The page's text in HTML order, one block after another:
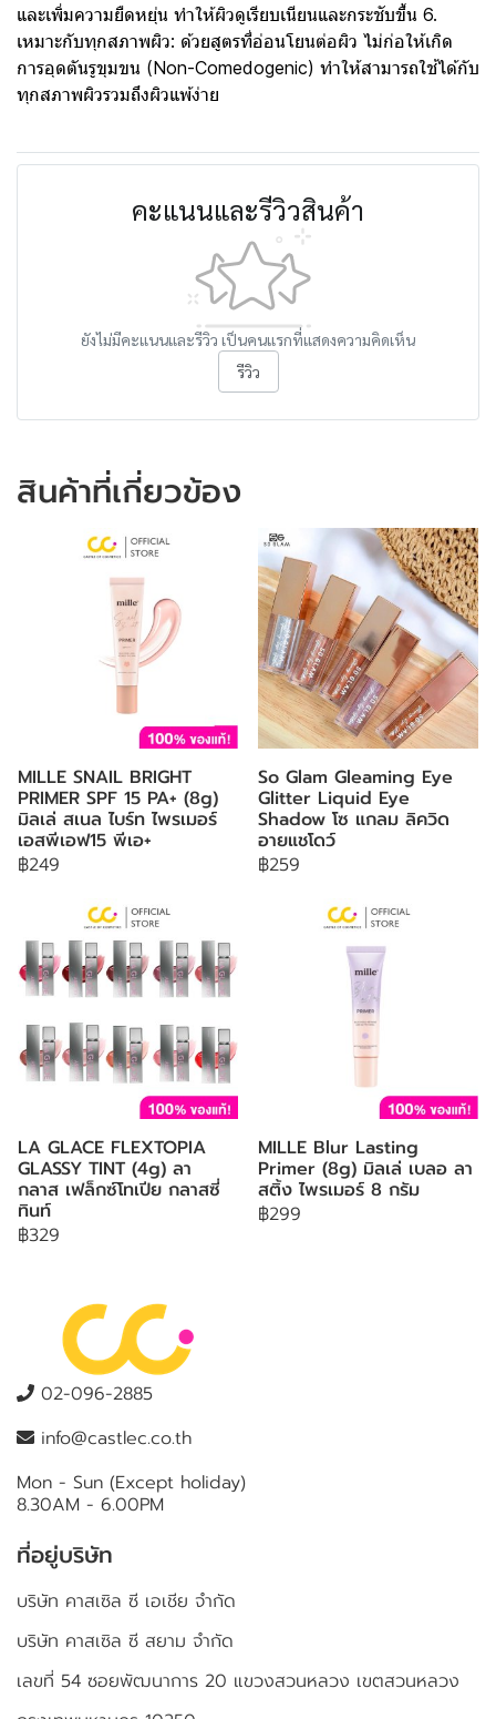
และเพิ่มความยืดหยุ่น ทําให้ผิวดูเรียบเนียนและกระชับขึ้น 6.
เหมาะกับทุกสภาพผิว: ด้วยสูตรที่อ่อนโยนต่อผิว ไม่ก่อให้เกิด
การอุดตันรูขุมขน (Non-Comedogenic) ทําให้สามารถใช้ได้กับ
ทุกสภาพผิวรวมถึงผิวแพ้ง่าย
คะแนนและรีวิวสินค้า
ยังไม่มีคะแนนและรีวิว เป็นคนแรกที่แสดงความคิดเห็น
รีวิว
สินค้าที่เกี่ยวข้อง
MILLE SNAIL BRIGHT
PRIMER SPF 15 PA+ (8g)
มิลเล่ สเนล ไบร์ท ไพรเมอร์
เอสพีเอฟ15 พีเอ+
฿249
So Glam Gleaming Eye
Glitter Liquid Eye
Shadow โซ แกลม ลิควิด
อายแชโดว์
฿259
LA GLACE FLEXTOPIA
GLASSY TINT (4g) ลา
กลาส เฟล็กซ์โทเปีย กลาสซี่
ทินท์
฿329
MILLE Blur Lasting
Primer (8g) มิลเล่ เบลอ ลา
สติ้ง ไพรเมอร์ 8 กรัม
฿299
02-096-2885
info@castlec.co.th
Mon - Sun (Except holiday)
8.30AM - 6.00PM
ที่อยู่บริษัท
บริษัท คาสเซิล ซี เอเชีย จำกัด
บริษัท คาสเซิล ซี สยาม จำกัด
เลขที่ 54 ซอยพัฒนาการ 20 แขวงสวนหลวง เขตสวนหลวง